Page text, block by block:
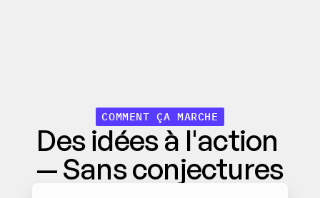
COMMENT ÇA MARCHE
Des idées à l'action
— Sans conjectures